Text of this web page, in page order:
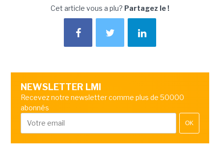
Cet article vous a plu? Partagez le !
NEWSLETTER LMI
Recevez notre newsletter comme plus de 50000
abonnés
OK